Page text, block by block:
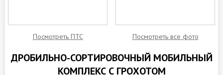
Посмотреть ПТС Посмотреть все фото
ДРОБИЛЬНО-СОРТИРОВОЧНЫЙ МОБИЛЬНЫЙ
КОМПЛЕКС С ГРОХОТОМ